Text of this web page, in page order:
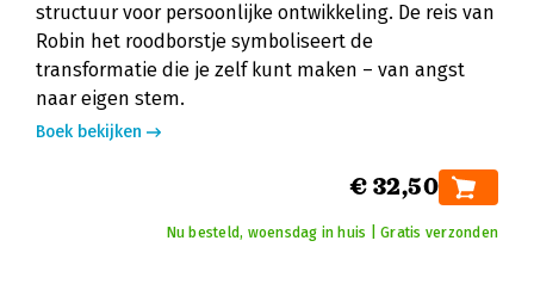
structuur voor persoonlijke ontwikkeling. De reis van
Robin het roodborstje symboliseert de
transformatie die je zelf kunt maken – van angst
naar eigen stem.
Boek bekijken
€ 32,50
Nu besteld, woensdag in huis | Gratis verzonden